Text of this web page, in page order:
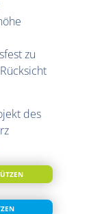
zu
des